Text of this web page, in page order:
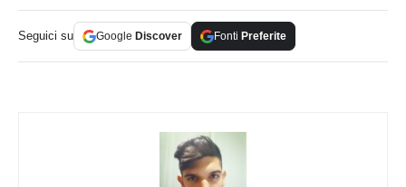
Seguici su Google Discover Fonti Preferite